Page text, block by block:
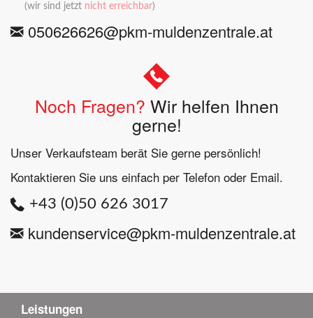
(wir sind jetzt nicht erreichbar)
050626626@pkm-muldenzentrale.at
Noch Fragen? Wir helfen Ihnen
gerne!
Unser Verkaufsteam berät Sie gerne persönlich!
Kontaktieren Sie uns einfach per Telefon oder Email.
+43 (0)50 626 3017
kundenservice@pkm-muldenzentrale.at
Leistungen